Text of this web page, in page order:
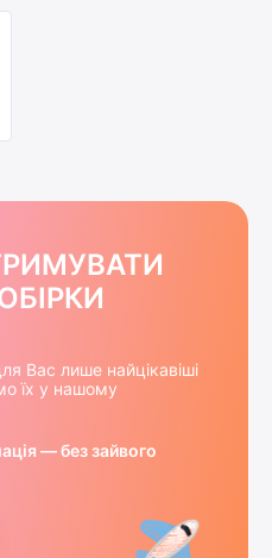
Вас лише найцікавіші
їх у нашому
— без зайвого